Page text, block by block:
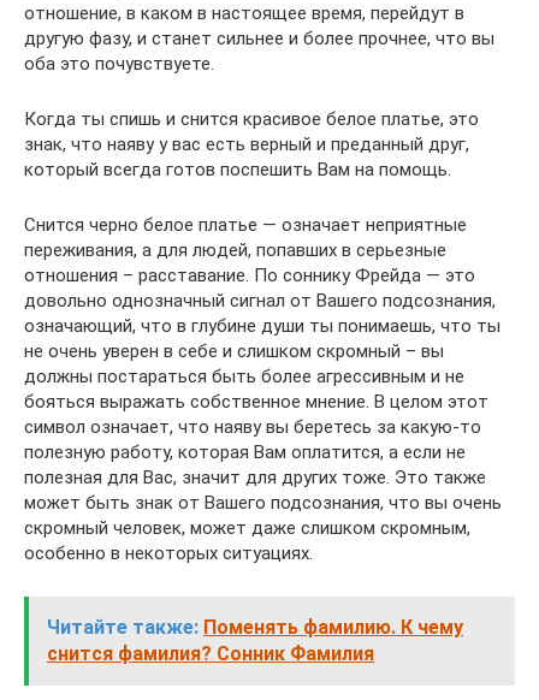
отношение, в каком в настоящее время, перейдут в
другую фазу, и станет сильнее и более прочнее, что вы
оба это почувствуете.
Когда ты спишь и снится красивое белое платье, это
знак, что наяву у вас есть верный и преданный друг,
который всегда готов поспешить Вам на помощь.
Снится черно белое платье — означает неприятные
переживания, а для людей, попавших в серьезные
отношения – расставание. По соннику Фрейда — это
довольно однозначный сигнал от Вашего подсознания,
означающий, что в глубине души ты понимаешь, что ты
не очень уверен в себе и слишком скромный – вы
должны постараться быть более агрессивным и не
бояться выражать собственное мнение. В целом этот
символ означает, что наяву вы беретесь за какую-то
полезную работу, которая Вам оплатится, а если не
полезная для Вас, значит для других тоже. Это также
может быть знак от Вашего подсознания, что вы очень
скромный человек, может даже слишком скромным,
особенно в некоторых ситуациях.
Читайте также: Поменять фамилию. К чему
снится фамилия? Сонник Фамилия